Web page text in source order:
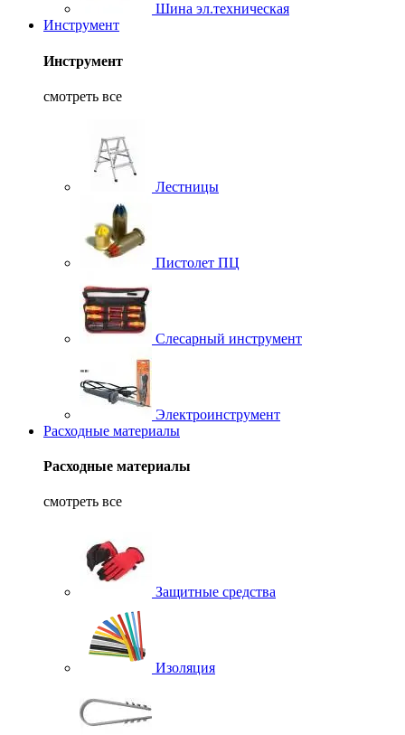
Шина эл.техническая
Инструмент
Инструмент
смотреть все
Лестницы
Пистолет ПЦ
Слесарный инструмент
Электроинструмент
Расходные материалы
Расходные материалы
смотреть все
Защитные средства
Изоляция